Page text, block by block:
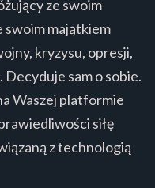
ze swoim
swoim majątkiem
kryzysu, opresji,
Decyduje sam o sobie.
Waszej platformie
siłę
z technologią